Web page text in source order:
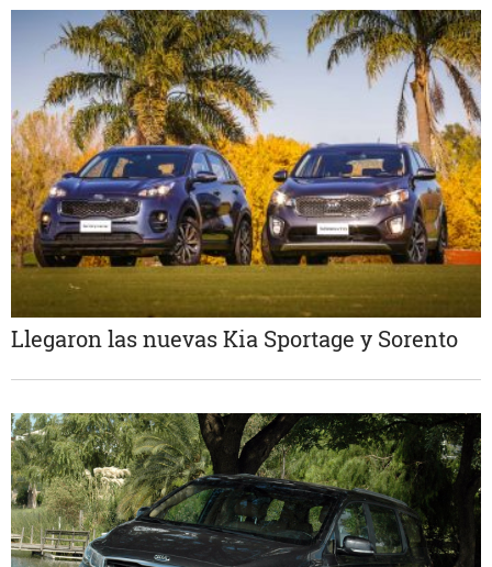
Llegaron las nuevas Kia Sportage y Sorento